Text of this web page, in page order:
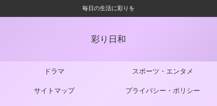
毎日の生活に彩りを
彩り日和
ドラマ スポーツ・エンタメ
サイトマップ プライバシー・ポリシー